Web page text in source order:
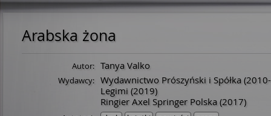
Arabska żona
Autor: Tanya Valko
Wydawcy: Wydawnictwo Prószyński i Spółka
Legimi (2019)
Ringier Axel Springer Polska (2017)